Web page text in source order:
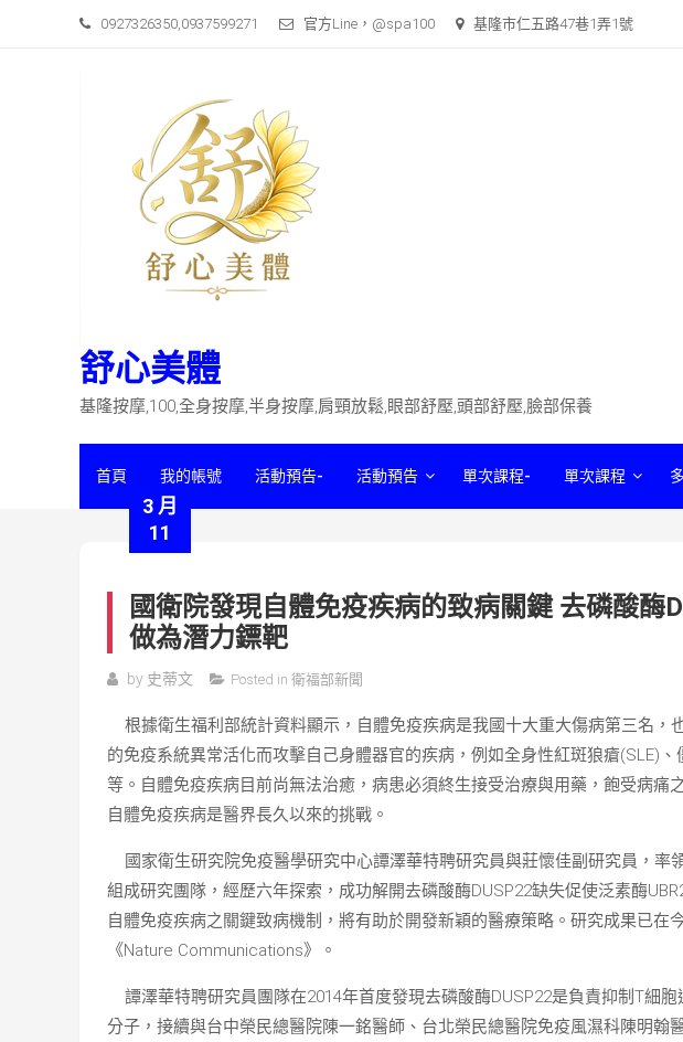
0927326350,0937599271 官方Line，@spa100 基隆市仁五路47巷1弄1號
舒心美體
基隆按摩,100,全身按摩,半身按摩,肩頸放鬆,眼部舒壓,頭部舒壓,臉部保養
首頁 我的帳號 活動預告- 活動預告 單次課程- 單次課程
3 月
11
國衛院發現自體免疫疾病的致病關鍵 去磷酸酶
做為潛力鏢靶
by 史蒂文 Posted in 衛福部新聞
根據衛生福利部統計資料顯示，自體免疫疾病是我國十大重大傷病第三名，
的免疫系統異常活化而攻擊自己身體器官的疾病，例如全身性紅斑狼瘡(SLE)
等。自體免疫疾病目前尚無法治癒，病患必須終生接受治療與用藥，飽受病痛
自體免疫疾病是醫界長久以來的挑戰。
國家衛生研究院免疫醫學研究中心譚澤華特聘研究員與莊懷佳副研究員，率
組成研究團隊，經歷六年探索，成功解開去磷酸酶DUSP22缺失促使泛素酶
自體免疫疾病之關鍵致病機制，將有助於開發新穎的醫療策略。研究成果已在
《Nature Communications》。
譚澤華特聘研究員團隊在2014年首度發現去磷酸酶DUSP22是負責抑制T細
分子，接續與台中榮民總醫院陳一銘醫師、台北榮民總醫院免疫風濕科陳明翰